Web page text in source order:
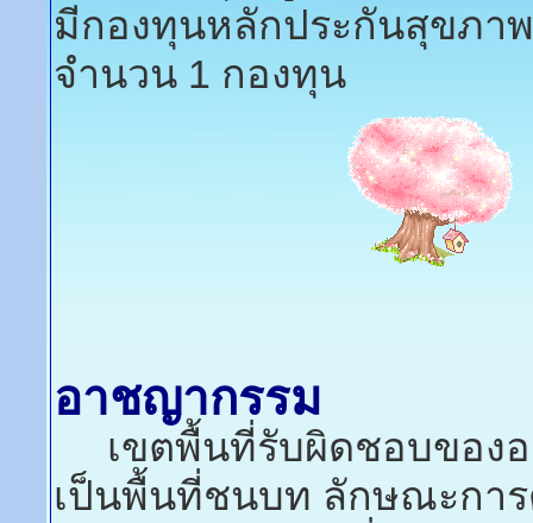
มีกองทุนหลักประกันสุขภา
จำนวน 1 กองทุน
อาชญากรรม
เขตพื้นที่รับผิดชอบของอ
เป็นพื้นที่ชนบท ลักษณะกา